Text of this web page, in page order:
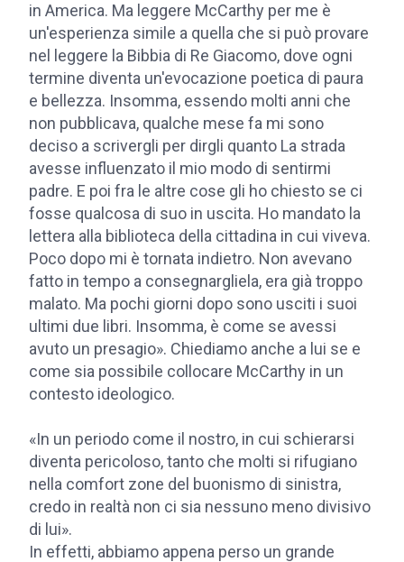
in America. Ma leggere McCarthy per me è
un'esperienza simile a quella che si può provare
nel leggere la Bibbia di Re Giacomo, dove ogni
termine diventa un'evocazione poetica di paura
e bellezza. Insomma, essendo molti anni che
non pubblicava, qualche mese fa mi sono
deciso a scrivergli per dirgli quanto La strada
avesse influenzato il mio modo di sentirmi
padre. E poi fra le altre cose gli ho chiesto se ci
fosse qualcosa di suo in uscita. Ho mandato la
lettera alla biblioteca della cittadina in cui viveva.
Poco dopo mi è tornata indietro. Non avevano
fatto in tempo a consegnargliela, era già troppo
malato. Ma pochi giorni dopo sono usciti i suoi
ultimi due libri. Insomma, è come se avessi
avuto un presagio». Chiediamo anche a lui se e
come sia possibile collocare McCarthy in un
contesto ideologico.
«In un periodo come il nostro, in cui schierarsi
diventa pericoloso, tanto che molti si rifugiano
nella comfort zone del buonismo di sinistra,
credo in realtà non ci sia nessuno meno divisivo
di lui».
In effetti, abbiamo appena perso un grande